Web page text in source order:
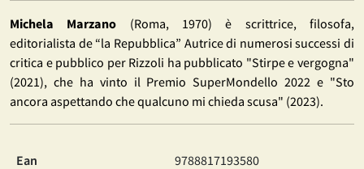
Michela Marzano (Roma, 1970) è scrittrice, filosofa,
editorialista de “la Repubblica” Autrice di numerosi successi di
critica e pubblico per Rizzoli ha pubblicato "Stirpe e vergogna"
(2021), che ha vinto il Premio SuperMondello 2022 e "Sto
ancora aspettando che qualcuno mi chieda scusa" (2023).
Ean 9788817193580